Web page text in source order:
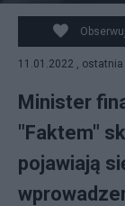
PAP/Marcin
11.01.2022 ,
Minister
"Faktem"
pojawiają